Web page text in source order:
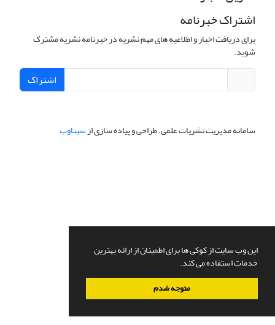
این وب سایت از کوکی ها برای اطمینان از ارائه بهترین
خدمات استفاده می کند.
متوجه شدم
اشتراک خبرنامه
برای دریافت اخبار و اطلاعیه های مهم نشریه در خبرنامه نشریه مشترک
شوید.
اشتراک
سامانه مدیریت نشریات علمی.طراحی و پیاده سازی ازسیناوب